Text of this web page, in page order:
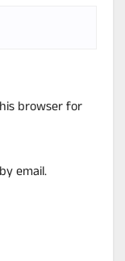
browser for
email.